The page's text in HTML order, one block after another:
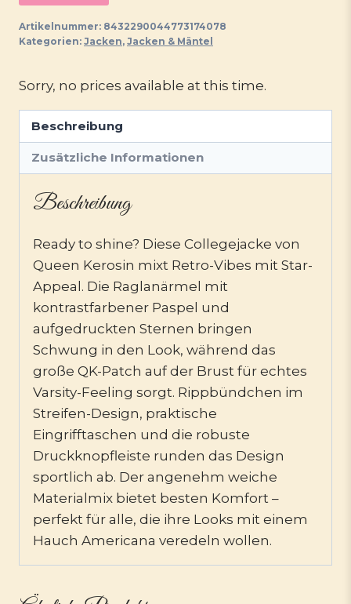
Artikelnummer: 8432290044773174078
Kategorien: Jacken, Jacken & Mäntel
Sorry, no prices available at this time.
Beschreibung
Zusätzliche Informationen
Beschreibung
Ready to shine? Diese Collegejacke von
Queen Kerosin mixt Retro-Vibes mit Star-
Appeal. Die Raglanärmel mit
kontrastfarbener Paspel und
aufgedruckten Sternen bringen
Schwung in den Look, während das
große QK-Patch auf der Brust für echtes
Varsity-Feeling sorgt. Rippbündchen im
Streifen-Design, praktische
Eingrifftaschen und die robuste
Druckknopfleiste runden das Design
sportlich ab. Der angenehm weiche
Materialmix bietet besten Komfort –
perfekt für alle, die ihre Looks mit einem
Hauch Americana veredeln wollen.